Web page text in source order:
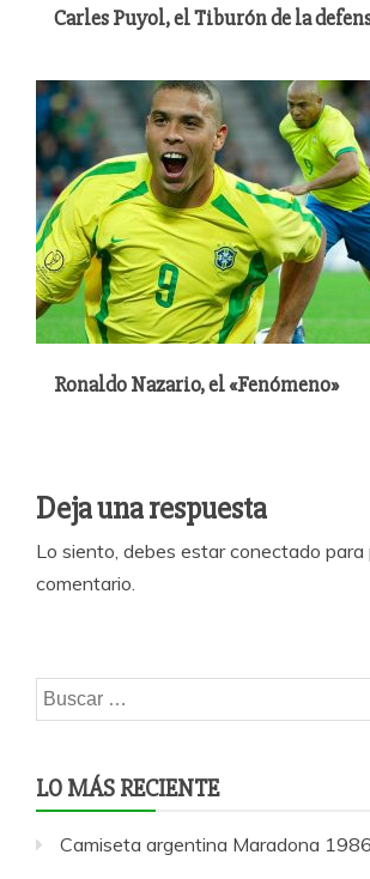
Carles Puyol, el Tiburón de la
Ronaldo Nazario, el «Fenómeno»
Deja una respuesta
Lo siento, debes estarconectado para
comentario.
Buscar:
LO MÁS RECIENTE
Camiseta argentina Maradona 1986